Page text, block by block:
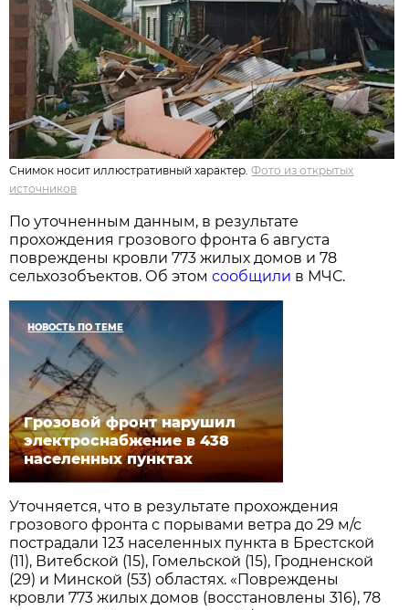
Снимок носит иллюстративный характер.Фото из открытых
источников
По уточненным данным, в результате
прохождения грозового фронта 6 августа
повреждены кровли 773 жилых домов и 78
сельхозобъектов. Об этомсообщили в МЧС.
НОВОСТЬ ПО ТЕМЕ
Грозовой фронт нарушил
электроснабжение в 438
населенных пунктах
Уточняется, что в результате прохождения
грозового фронта с порывами ветра до 29 м/с
пострадали 123 населенных пункта в Брестской
(11), Витебской (15), Гомельской (15), Гродненской
(29) и Минской (53) областях. «Повреждены
кровли 773 жилых домов (восстановлены 316), 78